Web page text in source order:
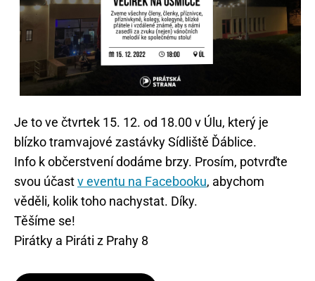
Je to ve čtvrtek 15. 12. od 18.00 v Úlu, který je
blízko tramvajové zastávky Sídliště Ďáblice.
Info k občerstvení dodáme brzy. Prosím, potvrďte
svou účastv eventu na Facebooku, abychom
věděli, kolik toho nachystat. Díky.
Těšíme se!
Pirátky a Piráti z Prahy 8